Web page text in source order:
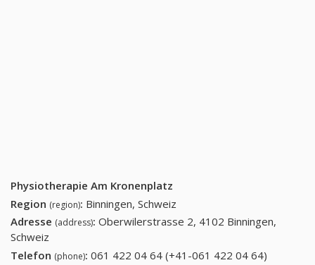
Physiotherapie Am Kronenplatz
Region (region): Binningen, Schweiz
Adresse (address): Oberwilerstrasse 2, 4102 Binningen,
Schweiz
Telefon (phone): 061 422 04 64 (+41-061 422 04 64)